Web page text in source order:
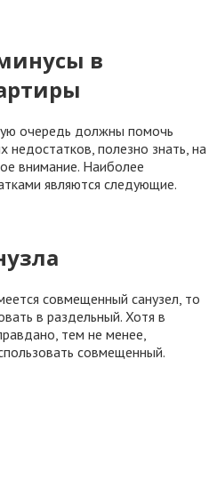
в
очередь должны помочь
недостатков, полезно знать, на
внимание. Наиболее
являются следующие.
совмещенный санузел, то
в раздельный. Хотя в
тем не менее,
совмещенный.